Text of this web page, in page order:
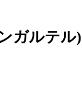
ガルテル